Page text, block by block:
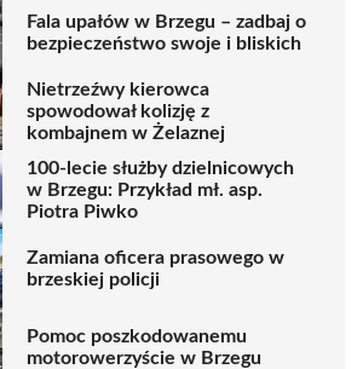
Fala upałów w Brzegu – zadbaj o
bezpieczeństwo swoje i bliskich
Nietrzeźwy kierowca
spowodował kolizję z
kombajnem w Żelaznej
100-lecie służby dzielnicowych
w Brzegu: Przykład mł. asp.
Piotra Piwko
Zamiana oficera prasowego w
brzeskiej policji
Pomoc poszkodowanemu
motorowerzyście w Brzegu